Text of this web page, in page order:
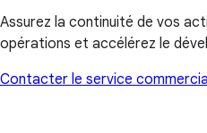
Assurez la continuité de vos
opérations et accélérez le
Contacter le service commercial